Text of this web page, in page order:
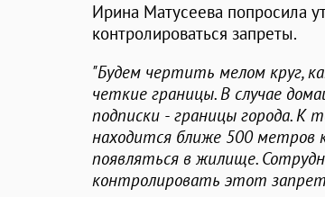
Ирина Матусеева попросила
контролироваться запреты.
"Будем чертить мелом круг,
четкие границы. В случае
подписки - границы города. К
находится ближе 500 метров
появляться в жилище.
контролировать этот